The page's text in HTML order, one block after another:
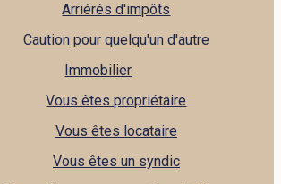
Arriérés d'impôts
Caution pour quelqu'un d'autre
Immobilier
Vous êtes propriétaire
Vous êtes locataire
Vous êtes un syndic